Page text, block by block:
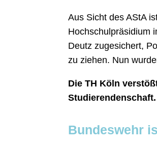
Aus Sicht des AStA
Hochschulpräsidium
Deutz zugesichert,
zu ziehen. Nun
Die TH Köln
Studierendenschaft.
Bundeswehr